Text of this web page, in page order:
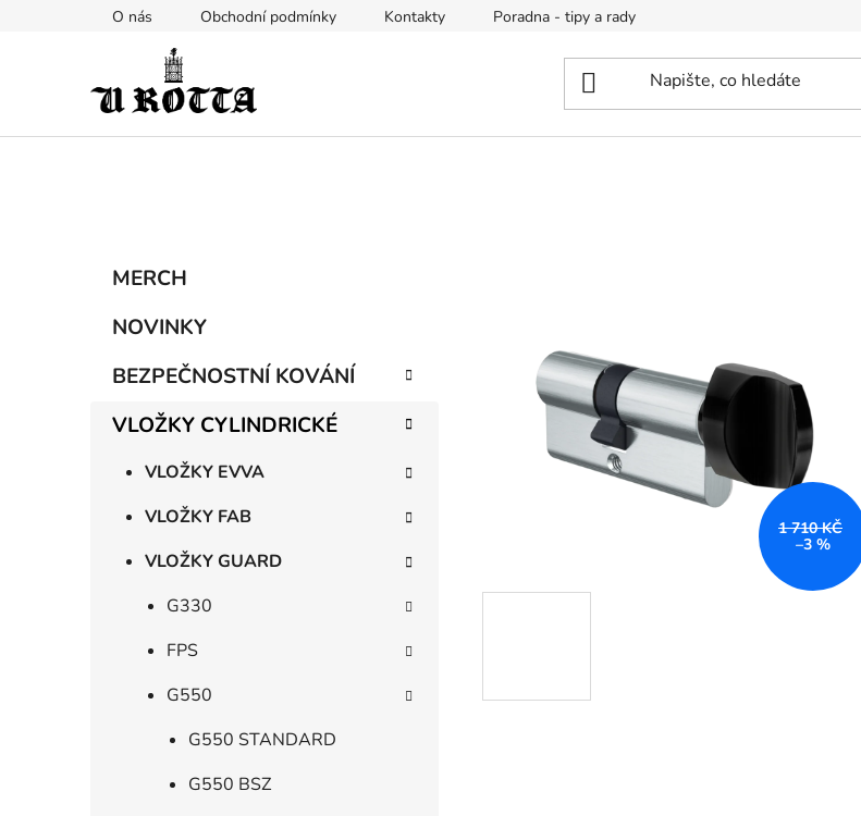
O nás Obchodní podmínky Kontakty Poradna - tipy a rady
Přeskočit
kategorie
MERCH
NOVINKY
BEZPEČNOSTNÍ KOVÁNÍ
VLOŽKY CYLINDRICKÉ
VLOŽKY EVVA
VLOŽKY FAB
VLOŽKY GUARD
G330
FPS
G550
G550 STANDARD
G550 BSZ
1 710 KČ
–3 %